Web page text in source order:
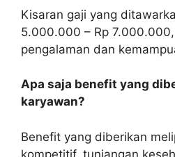
Kisaran gaji yang
5.000.000 – Rp
pengalaman dan
Apa saja benefit yang
karyawan?
Benefit yang diberikan
kompetitif, tunjangan